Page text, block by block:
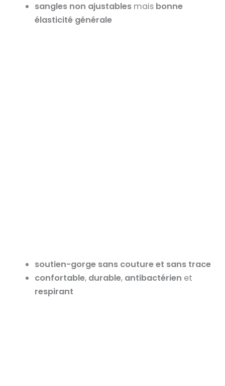
sangles non ajustables mais bonne
élasticité générale
soutien-gorge sans couture et sans trace
confortable, durable, antibactérien et
respirant